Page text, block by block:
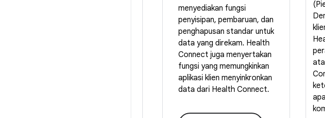
menyediakan fungsi
penyisipan, pembaruan, dan
penghapusan standar untuk
data yang direkam. Health
Connect juga menyertakan
fungsi yang memungkinkan
aplikasi klien menyinkronkan
data dari Health Connect.